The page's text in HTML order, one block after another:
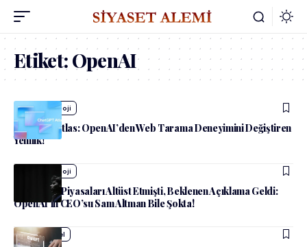
Etiket:OpenAI
admin Teknoloji
ChatGPT Atlas: OpenAI’den Web Tarama Deneyimini Değiştiren
Yenilik!
Teknoloji
DeepSeek Piyasaları Altüst Etmişti, Beklenen Açıklama Geldi:
OpenAI’ın CEO’su Sam Altman Bile Şokta!
admin Güncel